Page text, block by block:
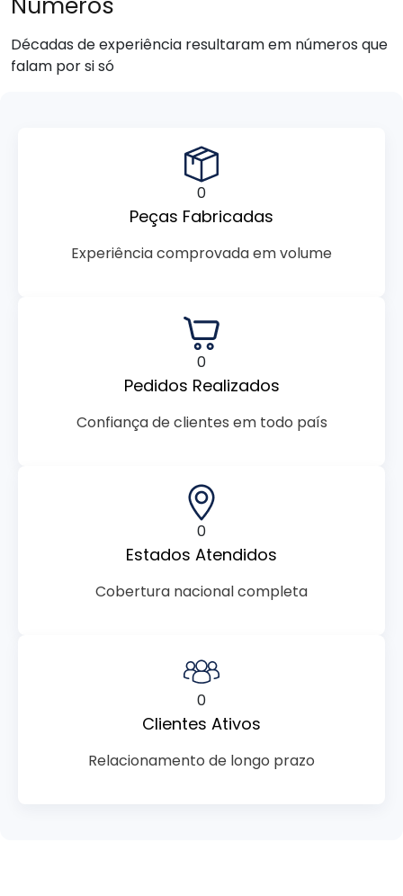
Décadas de experiência resultaram em números que
falam por si só
0
Peças Fabricadas
Experiência comprovada em volume
0
Pedidos Realizados
Confiança de clientes em todo país
0
Estados Atendidos
Cobertura nacional completa
0
Clientes Ativos
Relacionamento de longo prazo